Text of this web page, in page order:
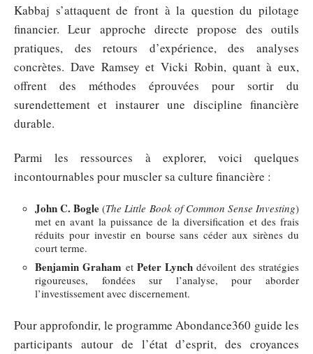
Kabbaj s’attaquent de front à la question du pilotage
financier. Leur approche directe propose des outils
pratiques, des retours d’expérience, des analyses
concrètes. Dave Ramsey et Vicki Robin, quant à eux,
offrent des méthodes éprouvées pour sortir du
surendettement et instaurer une discipline financière
durable.
Parmi les ressources à explorer, voici quelques
incontournables pour muscler sa culture financière :
John C. Bogle (The Little Book of Common Sense Investing)
met en avant la puissance de la diversification et des frais
réduits pour investir en bourse sans céder aux sirènes du
court terme.
Benjamin Graham et Peter Lynch dévoilent des stratégies
rigoureuses, fondées sur l’analyse, pour aborder
l’investissement avec discernement.
Pour approfondir, le programme Abondance360 guide les
participants autour de l’état d’esprit, des croyances